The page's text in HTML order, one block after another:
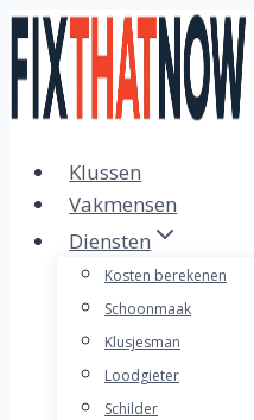
Doorgaan
naar
inhoud
Klussen
Vakmensen
Diensten
Kosten berekenen
Schoonmaak
Klusjesman
Loodgieter
Schilder